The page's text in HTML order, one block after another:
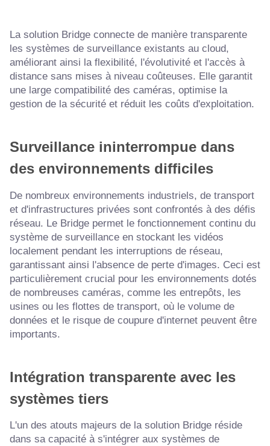
La solution Bridge connecte de manière transparente
les systèmes de surveillance existants au cloud,
améliorant ainsi la flexibilité, l'évolutivité et l'accès à
distance sans mises à niveau coûteuses. Elle garantit
une large compatibilité des caméras, optimise la
gestion de la sécurité et réduit les coûts d'exploitation.
Surveillance ininterrompue dans
des environnements difficiles
De nombreux environnements industriels, de transport
et d'infrastructures privées sont confrontés à des défis
réseau. Le Bridge permet le fonctionnement continu du
système de surveillance en stockant les vidéos
localement pendant les interruptions de réseau,
garantissant ainsi l'absence de perte d'images. Ceci est
particulièrement crucial pour les environnements dotés
de nombreuses caméras, comme les entrepôts, les
usines ou les flottes de transport, où le volume de
données et le risque de coupure d'internet peuvent être
importants.
Intégration transparente avec les
systèmes tiers
L'un des atouts majeurs de la solution Bridge réside
dans sa capacité à s'intégrer aux systèmes de